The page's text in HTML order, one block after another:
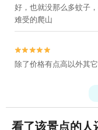
好，也就没那么多蚊子
难受的爬山


除了价格有点高以外其
看了该景点的人